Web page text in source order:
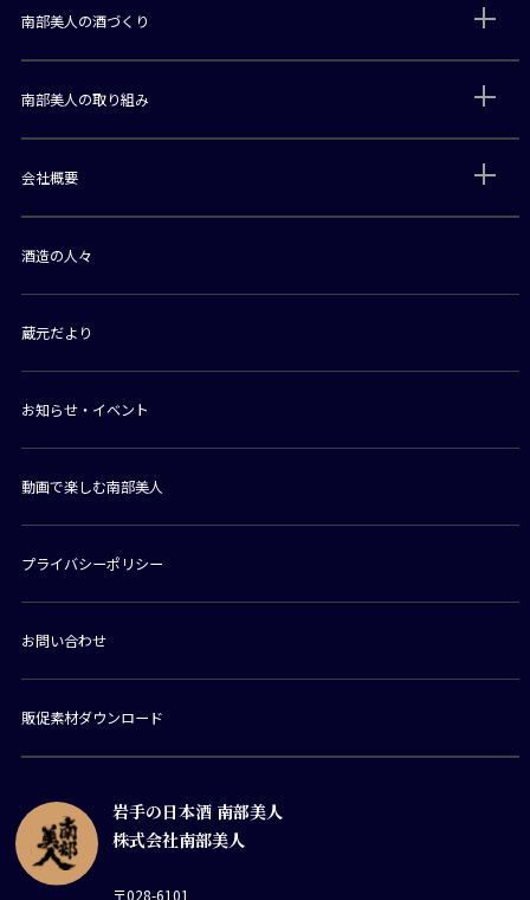
岩手の日本酒 南部美人
株式会社南部美人
〒028-6101
南部美人の酒づくり
南部美人の取り組み
会社概要
酒造の人々
蔵元だより
お知らせ・イベント
動画で楽しむ南部美人
プライバシーポリシー
お問い合わせ
販促素材ダウンロード